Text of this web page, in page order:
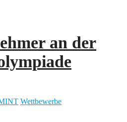
an der
Wettbewerbe